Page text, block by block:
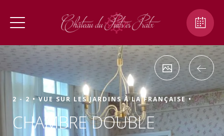
2 - 2 •VUE SUR LES JARDINS À LA FRANÇAISE •
CHAMBRE DOUBLE